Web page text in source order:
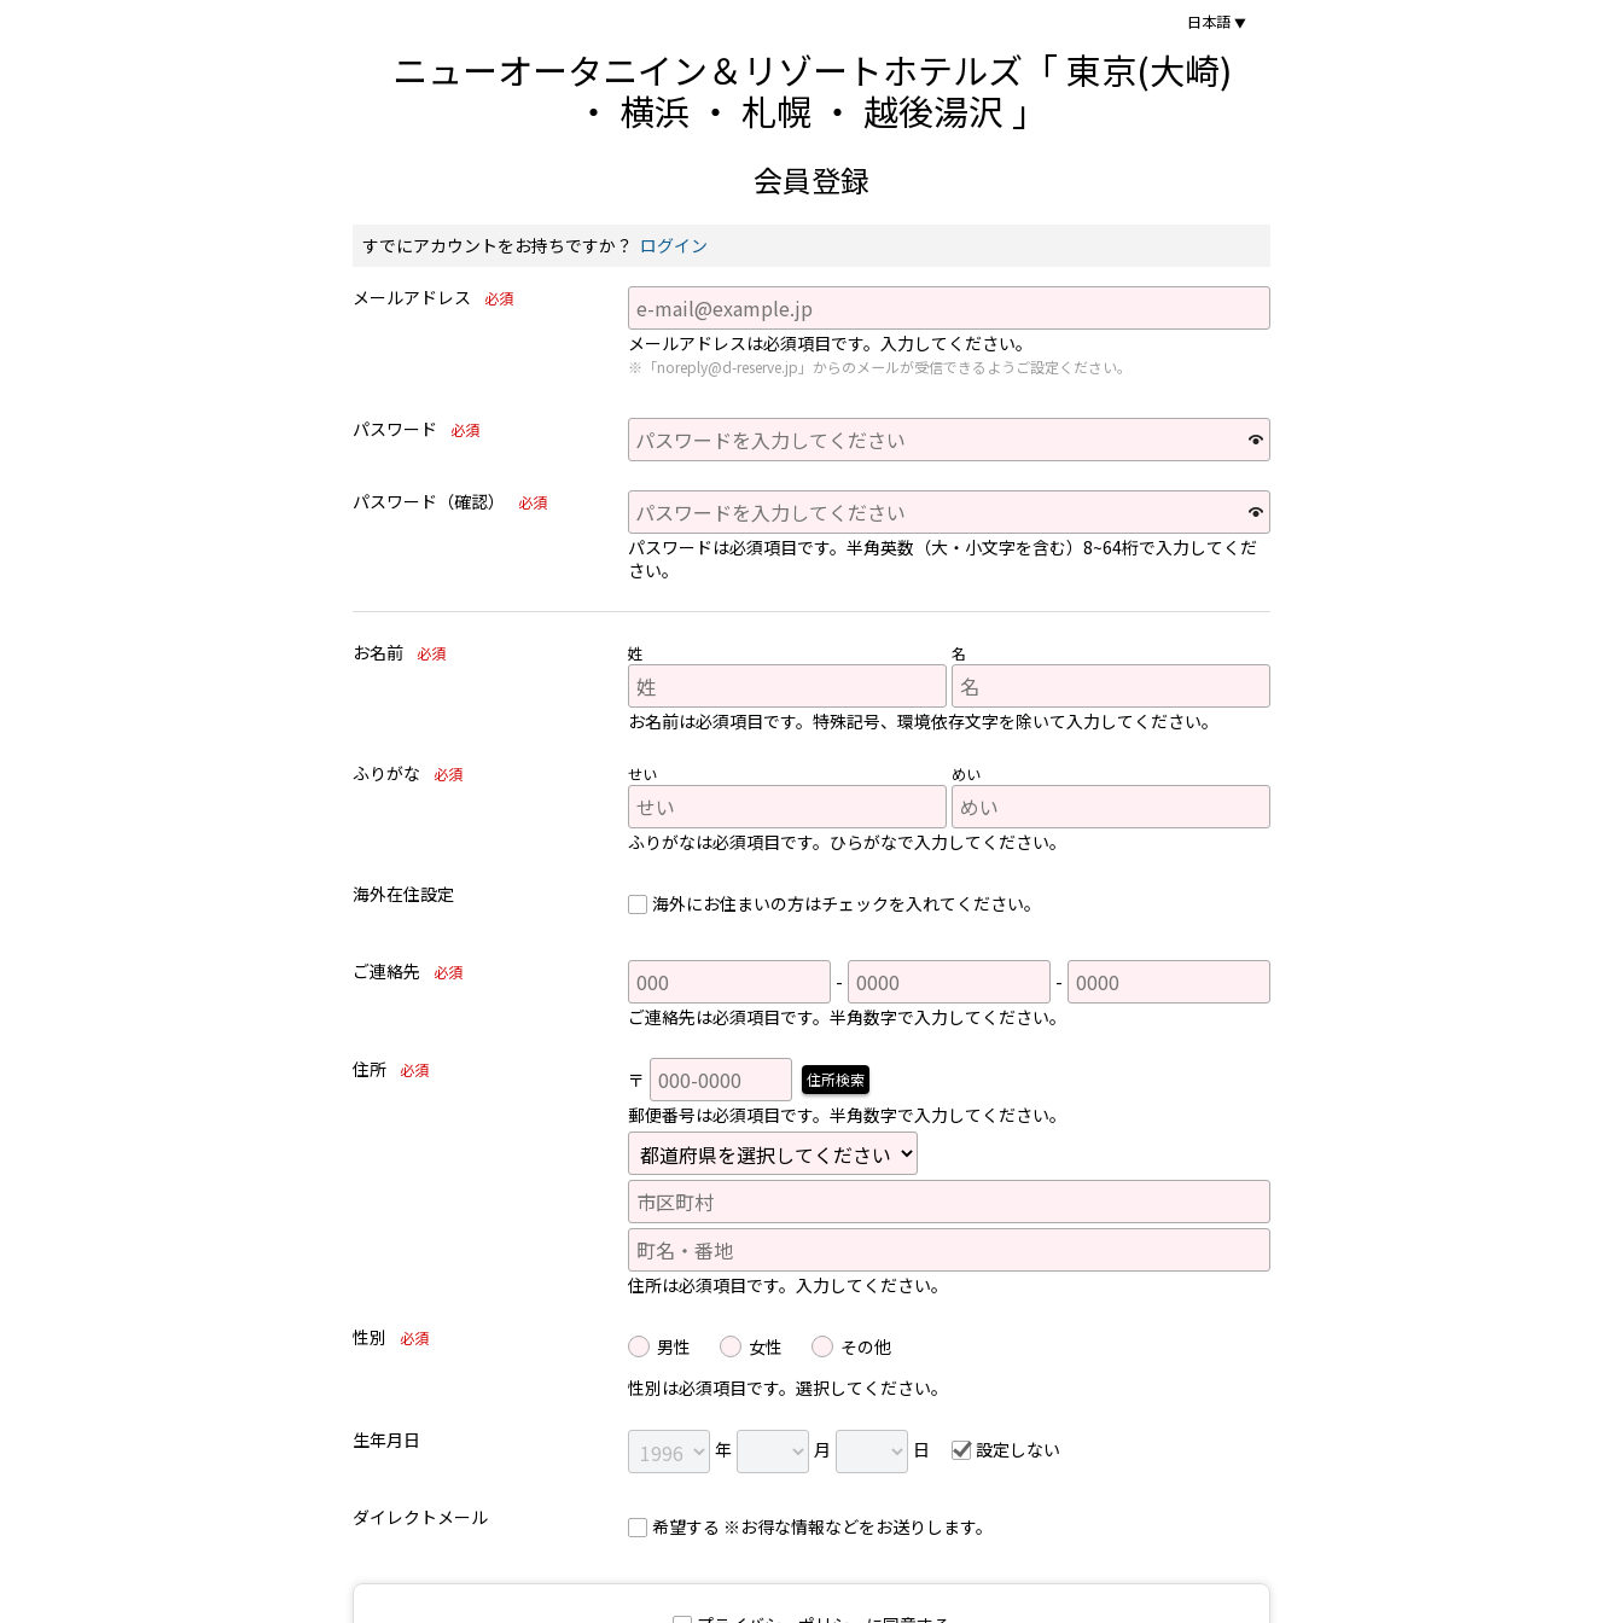
ニューオータニイン＆リゾートホテルズ「 東京(大崎)
・ 横浜 ・ 札幌 ・ 越後湯沢 」
日本語
会員登録
すでにアカウントをお持ちですか？ ログイン
メールアドレス 必須
メールアドレスは必須項目です。入力してください。
「noreply@d-reserve.jp」からのメールが受信できるようご設定ください。
パスワード 必須
パスワード（確認） 必須
パスワードは必須項目です。半角英数（大・小文字を含む）8~64桁で入力してくだ
さい。
お名前 必須 姓 名
お名前は必須項目です。特殊記号、環境依存文字を除いて入力してください。
ふりがな 必須 せい めい
ふりがなは必須項目です。ひらがなで入力してください。
海外在住設定 海外にお住まいの方はチェックを入れてください。
ご連絡先 必須
ご連絡先は必須項目です。半角数字で入力してください。
住所 必須 〒 住所検索
郵便番号は必須項目です。半角数字で入力してください。
住所は必須項目です。入力してください。
性別 必須 男性 女性
その他
性別は必須項目です。選択してください。
生年月日 年 月 日 設定しない
ダイレクトメール 希望する ※お得な情報などをお送りします。